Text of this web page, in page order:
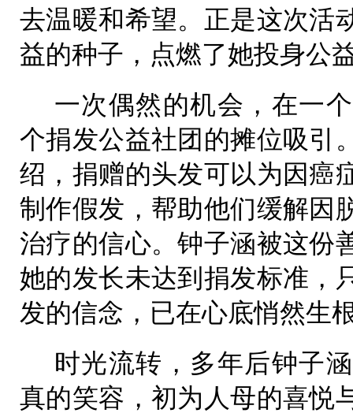
去温暖和希望。正是这次活
益的种子，点燃了她投身公
一次偶然的机会，在一
个捐发公益社团的摊位吸引
绍，捐赠的头发可以为因癌
制作假发，帮助他们缓解因
治疗的信心。钟子涵被这份
她的发长未达到捐发标准，
发的信念，已在心底悄然生
时光流转，多年后钟子
真的笑容，初为人母的喜悦